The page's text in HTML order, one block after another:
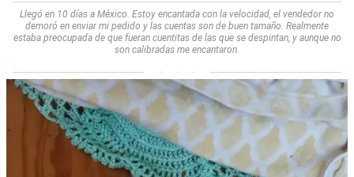
Llegó en 10 días a México. Estoy encantada con la velocidad, el vendedor no
demoró en enviar mi pedido y las cuentas son de buen tamaño. Realmente
estaba preocupada de que fueran cuentitas de las que se despintan, y aunque no
son calibradas me encantaron.